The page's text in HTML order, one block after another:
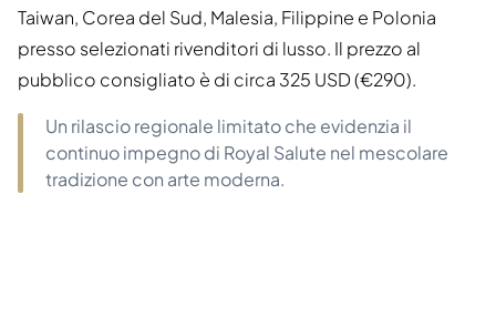
Taiwan, Corea del Sud, Malesia, Filippine e Polonia
presso selezionati rivenditori di lusso. Il prezzo al
pubblico consigliato è di circa 325 USD (€290).
Un rilascio regionale limitato che evidenzia il
continuo impegno di Royal Salute nel mescolare
tradizione con arte moderna.